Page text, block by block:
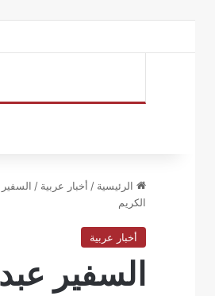
الرئيسية / أخبار عربية /
الكريم
أخبار عربية
السفير